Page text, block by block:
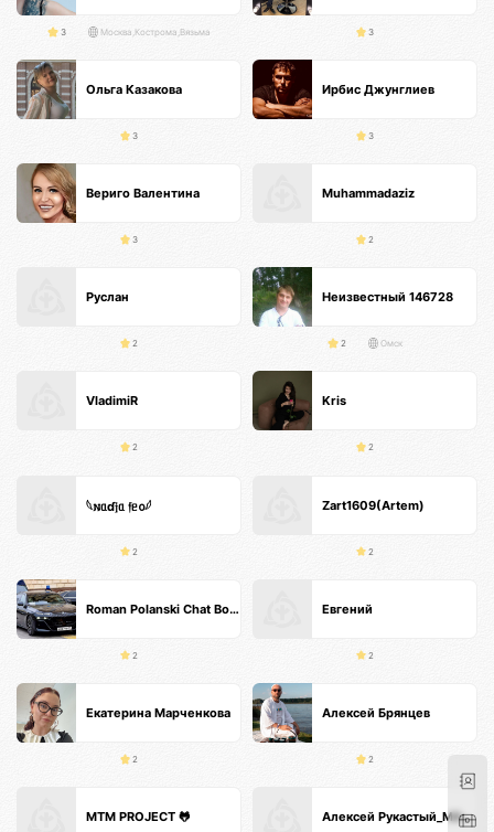
3 Москва,Кострома,Вязьма 3
Ольга Казакова
3
Ирбис Джунглиев
3
Вериго Валентина
3
Muhammadaziz
2
Руслан
2
Неизвестный 146728
2 Омск
VladimiR
2
Kris
2
𓆩𐌽ᥲɗ𝔧ᥲ 𝔣ᥱ᧐𓆪
2
Zart1609(Artem)
2
Roman Polanski Chat Bot GPT GXII
2
Евгений
2
Екатерина Марченкова
2
Алексей Брянцев
2
MTM PROJECT 🐸 Алексей Рукастый_МАССАЖИСТ